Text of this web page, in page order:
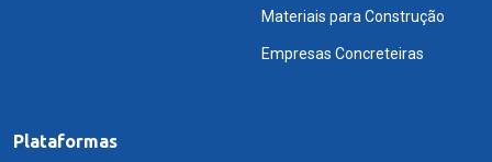
Materiais para Construção
Empresas Concreteiras
Plataformas